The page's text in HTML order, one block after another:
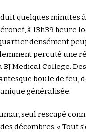
quelques minutes
à 13h39 heure
densément
percuté une
Medical College.
boule de feu,
généralisée.
seul rescapé
décombres. « Tout